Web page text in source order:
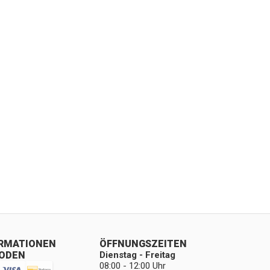
ÖFFNUNGSZEITEN
Dienstag - Freitag
08:00 - 12:00 Uhr